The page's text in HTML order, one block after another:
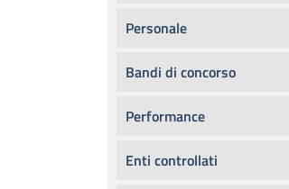
Personale
Bandi di concorso
Performance
Enti controllati